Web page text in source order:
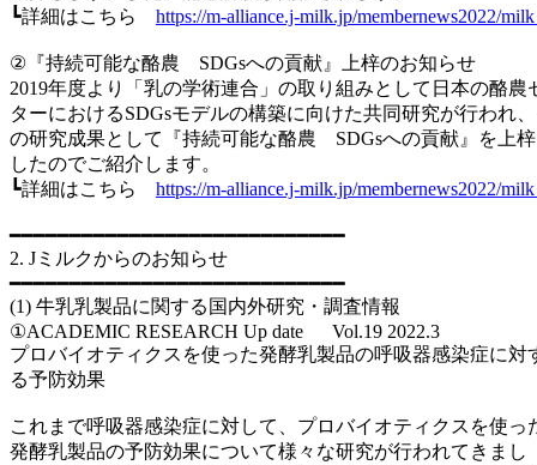
┗詳細はこちら https://m-alliance.j-milk.jp/membernews2022/
②『持続可能な酪農 SDGsへの貢献』上梓のお知らせ
2019年度より「乳の学術連合」の取り組みとして日本の酪農
ターにおけるSDGsモデルの構築に向けた共同研究が行われ
の研究成果として『持続可能な酪農 SDGsへの貢献』を上梓
したのでご紹介します。
┗詳細はこちら https://m-alliance.j-milk.jp/membernews2022/
━━━━━━━━━━━━━━━━━━━━━━━━━━━━
2. Jミルクからのお知らせ
━━━━━━━━━━━━━━━━━━━━━━━━━━━━
(1) 牛乳乳製品に関する国内外研究・調査情報
①ACADEMIC RESEARCH Up date Vol.19 2022.3
プロバイオティクスを使った発酵乳製品の呼吸器感染症に対
る予防効果
これまで呼吸器感染症に対して、プロバイオティクスを使っ
発酵乳製品の予防効果について様々な研究が行われてきまし